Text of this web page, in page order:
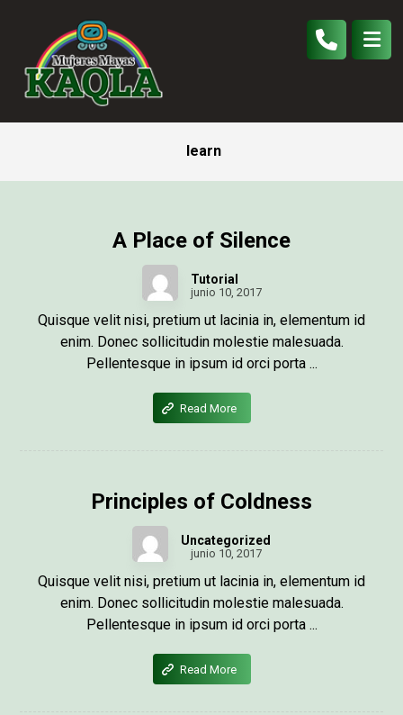
learn
A Place of Silence
Tutorial
junio 10, 2017
Quisque velit nisi, pretium ut lacinia in, elementum id
enim. Donec sollicitudin molestie malesuada.
Pellentesque in ipsum id orci porta ...
Read More
Principles of Coldness
Uncategorized
junio 10, 2017
Quisque velit nisi, pretium ut lacinia in, elementum id
enim. Donec sollicitudin molestie malesuada.
Pellentesque in ipsum id orci porta ...
Read More